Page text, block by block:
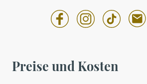
Preise und Kosten